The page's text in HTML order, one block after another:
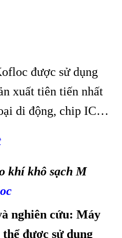
được sử dụng
xuất tiên tiến nhất
di động, chip IC…
khí khô sạch M
nghiên cứu: Máy
được sử dụng